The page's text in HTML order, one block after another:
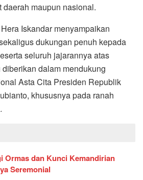
maupun nasional.
Iskandar menyampaikan
dukungan penuh kepada
seluruh jajarannya atas
dalam mendukung
Asta Cita Presiden Republik
khususnya pada ranah
Ormas dan Kunci Kemandirian
Seremonial